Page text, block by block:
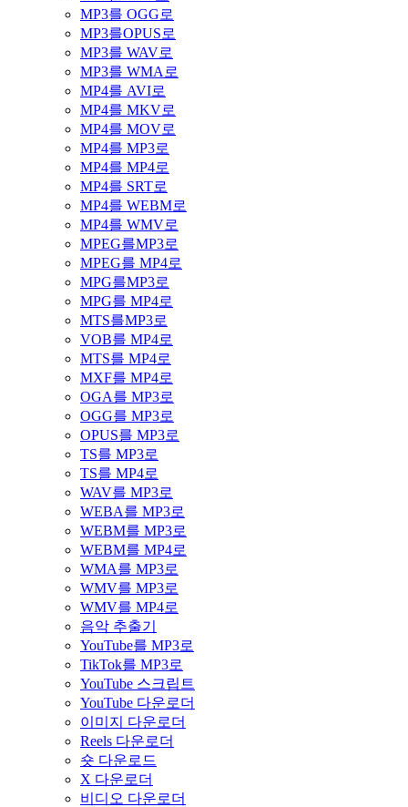
MP3를 OGG로
MP3를OPUS로
MP3를 WAV로
MP3를 WMA로
MP4를 AVI로
MP4를 MKV로
MP4를 MOV로
MP4를 MP3로
MP4를 MP4로
MP4를 SRT로
MP4를 WEBM로
MP4를 WMV로
MPEG를MP3로
MPEG를 MP4로
MPG를MP3로
MPG를 MP4로
MTS를MP3로
VOB를 MP4로
MTS를 MP4로
MXF를 MP4로
OGA를 MP3로
OGG를 MP3로
OPUS를 MP3로
TS를 MP3로
TS를 MP4로
WAV를 MP3로
WEBA를 MP3로
WEBM를 MP3로
WEBM를 MP4로
WMA를 MP3로
WMV를 MP3로
WMV를 MP4로
음악 추출기
YouTube를 MP3로
TikTok를 MP3로
YouTube 스크립트
YouTube 다운로더
이미지 다운로더
Reels 다운로더
숏 다운로드
X 다운로더
비디오 다운로더